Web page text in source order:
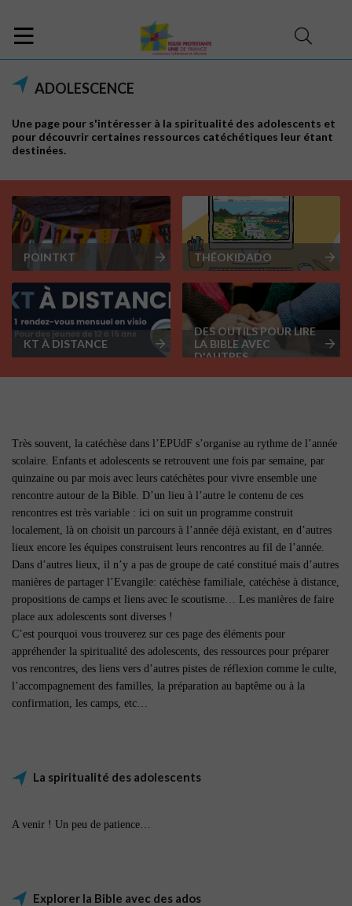
ADOLESCENCE
Une page pour s'intéresser à la spiritualité des adolescents et
pour découvrir certaines ressources catéchétiques leur étant
destinées.
POINTKT THÉOKIDADO
KT À DISTANCE
DES OUTILS POUR LIRE
LA BIBLE AVEC
D'AUTRES
Très souvent, la catéchèse dans l’EPUdF s’organise au rythme de l’année
scolaire. Enfants et adolescents se retrouvent une fois par semaine, par
quinzaine ou par mois avec leurs catéchètes pour vivre ensemble une
rencontre autour de la Bible. D’un lieu à l’autre le contenu de ces
rencontres est très variable : ici on suit un programme construit
localement, là on choisit un parcours à l’année déjà existant, en d’autres
lieux encore les équipes construisent leurs rencontres au fil de l’année.
Dans d’autres lieux, il n’y a pas de groupe de caté constitué mais d’autres
manières de partager l’Evangile: catéchèse familiale, catéchèse à distance,
propositions de camps et liens avec le scoutisme… Les manières de faire
place aux adolescents sont diverses !
C’est pourquoi vous trouverez sur ces page des éléments pour
appréhender la spiritualité des adolescents, des ressources pour préparer
vos rencontres, des liens vers d’autres pistes de réflexion comme le culte,
l’accompagnement des familles, la préparation au baptême ou à la
confirmation, les camps, etc…
La spiritualité des adolescents
A venir ! Un peu de patience…
Explorer la Bible avec des ados